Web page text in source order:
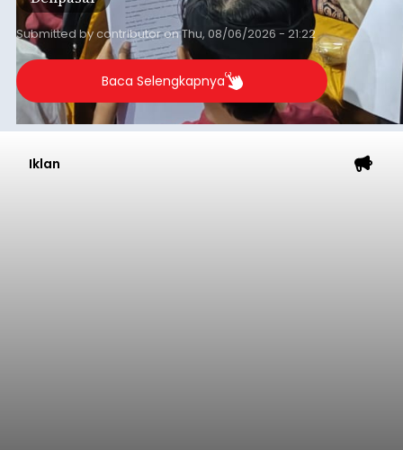
Submitted bycontributoronThu, 08/06/2026 - 21:22
Baca Selengkapnya
Iklan